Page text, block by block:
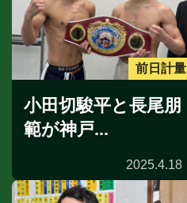
前日計量
小田切駿平と長尾朋
範が神戸...
2025.4.18